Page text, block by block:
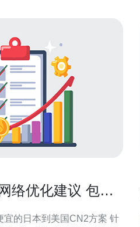
络优化建议 包括
宜的日本到美国CN2方案 针